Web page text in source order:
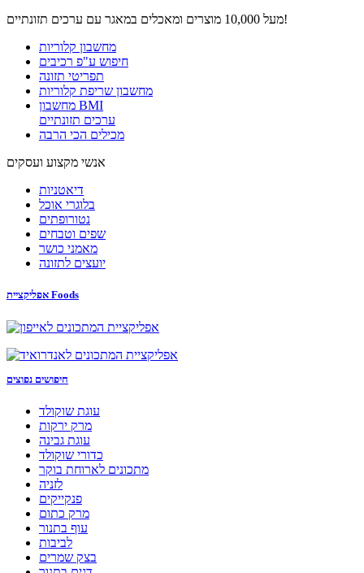
מעל 10,000 מוצרים ומאכלים במאגר עם ערכים תזונתיים!
מחשבון קלוריות
חיפוש ע"פ רכיבים
תפריטי תזונה
מחשבון שריפת קלוריות
מחשבון BMI
ערכים תזונתיים
מכילים הכי הרבה
אנשי מקצוע ועסקים
דיאטניות
בלוגרי אוכל
נטורופתים
שפים וטבחים
מאמני כושר
יועצים לתזונה
אפליקציית Foods
חיפושים נפוצים
עוגת שוקולד
מרק ירקות
עוגת גבינה
כדורי שוקולד
מתכונים לארוחת בוקר
לזניה
פנקייקים
מרק כתום
עוף בתנור
לביבות
בצק שמרים